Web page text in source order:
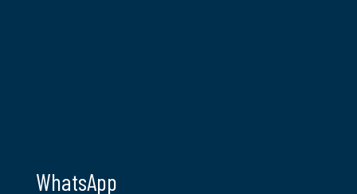
WhatsApp